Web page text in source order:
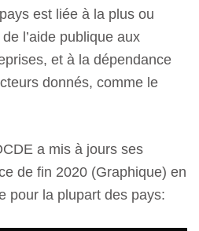
est liée à la plus ou
l’aide publique aux
et à la dépendance
donnés, comme le
a mis à jours ses
de fin 2020 (Graphique) en
pour la plupart des pays: